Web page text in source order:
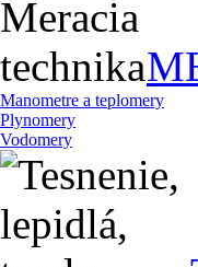
Manometre a teplomery
Plynomery
Vodomery